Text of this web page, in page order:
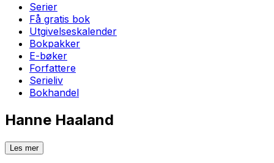
Serier
Få gratis bok
Utgivelseskalender
Bokpakker
E-bøker
Forfattere
Serieliv
Bokhandel
Hanne Haaland
Les mer